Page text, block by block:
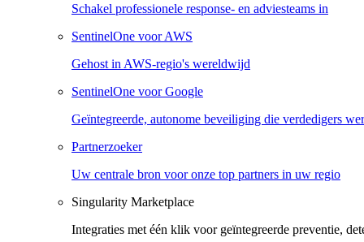
Schakel professionele response- en adviesteams in
SentinelOne voor AWS
Gehost in AWS-regio's wereldwijd
SentinelOne voor Google
Geïntegreerde, autonome beveiliging die verdedigers
Partnerzoeker
Uw centrale bron voor onze top partners in uw regio
Singularity Marketplace
Integraties met één klik voor geïntegreerde preventie,